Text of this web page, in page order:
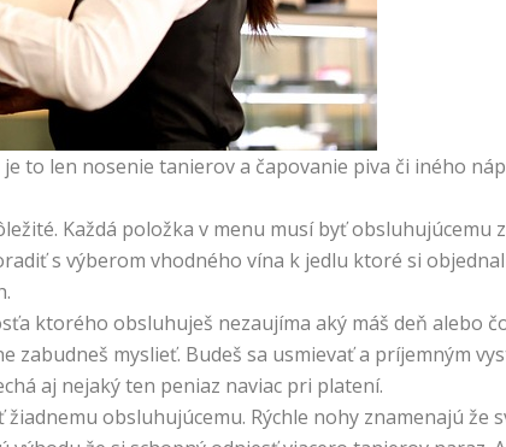
to len nosenie tanierov a čapovanie piva či iného
Každá položka v menu musí byť obsluhujúcemu
s výberom vhodného vína k jedlu ktoré si
ktorého obsluhuješ nezaujíma aký máš deň alebo
zabudneš myslieť. Budeš sa usmievať a príjemným
aj nejaký ten peniaz naviac pri platení.
obsluhujúcemu. Rýchle nohy znamenajú že